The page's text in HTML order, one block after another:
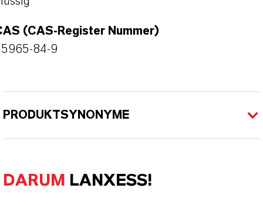
(CAS-Register Nummer)
84-9
PRODUKTSYNONYME
DARUM LANXESS!